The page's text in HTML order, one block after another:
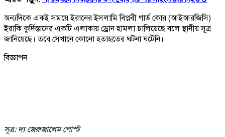
অন্যদিকে একই সময়ে ইরানের ইসলামি বিপ্লবী গার্ড কোর (আইআরজিসি)
ইরাকি কুর্দিস্তানের একটি এলাকায় ড্রোন হামলা চালিয়েছে বলে স্থানীয় সূত্র
জানিয়েছে। তবে সেখানে কোনো হতাহতের ঘটনা ঘটেনি।
বিজ্ঞাপন
সূত্র: দ্য জেরুজালেম পোস্ট